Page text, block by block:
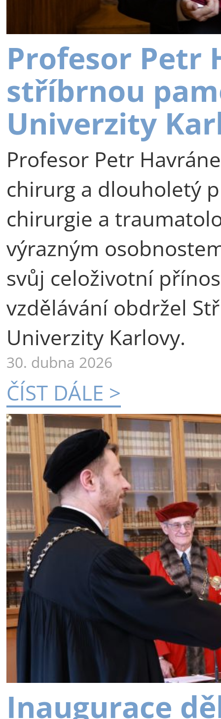
Profesor Petr
stříbrnou
Univerzity
Profesor Petr
chirurg a dlouholetý
chirurgie a
výrazným
svůj celoživotní
vzdělávání obdržel
Univerzity Karlovy.
30. dubna 2026
ČÍST DÁLE >
Inaugurace